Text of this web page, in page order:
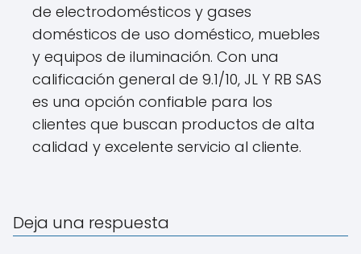
de electrodomésticos y gases
domésticos de uso doméstico, muebles
y equipos de iluminación. Con una
calificación general de 9.1/10, JL Y RB SAS
es una opción confiable para los
clientes que buscan productos de alta
calidad y excelente servicio al cliente.
Deja una respuesta